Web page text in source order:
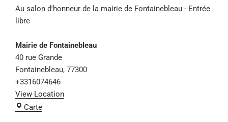
Au salon d'honneur de la mairie de Fontainebleau - Entrée
libre
Mairie de Fontainebleau
40 rue Grande
Fontainebleau, 77300
+3316074646
View Location
Carte